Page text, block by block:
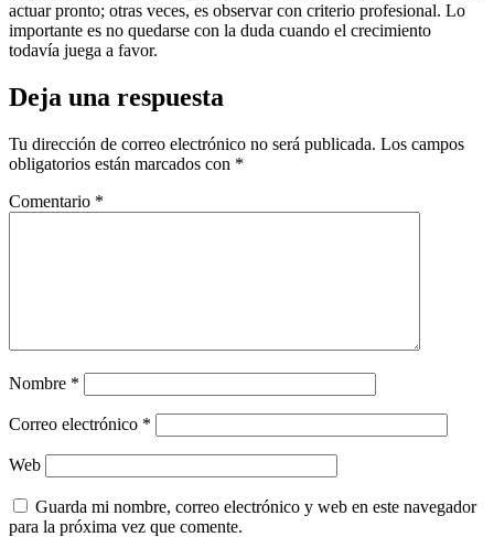
actuar pronto; otras veces, es observar con criterio profesional. Lo
importante es no quedarse con la duda cuando el crecimiento
todavía juega a favor.
Deja una respuesta
Tu dirección de correo electrónico no será publicada. Los campos
obligatorios están marcados con *
Comentario *
Nombre *
Correo electrónico *
Web
Guarda mi nombre, correo electrónico y web en este navegador
para la próxima vez que comente.